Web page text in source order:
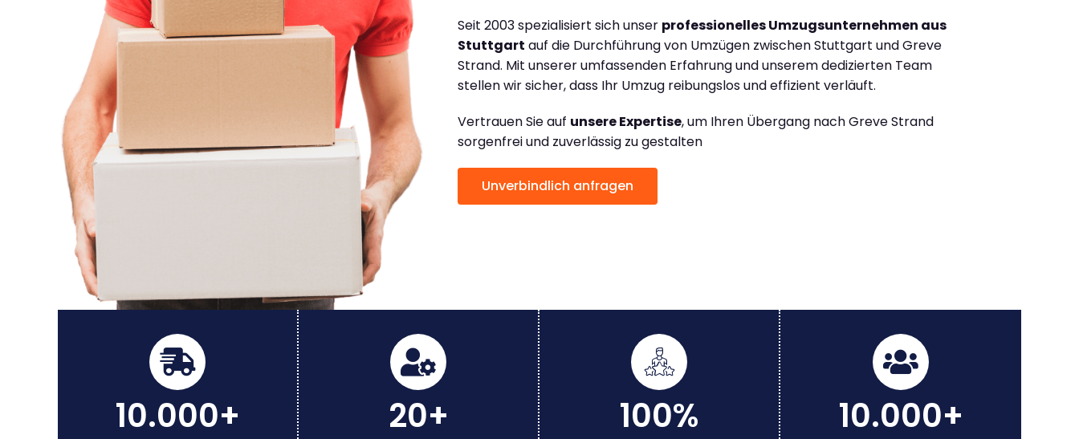
Seit 2003 spezialisiert sich unser professionelles Umzugsunternehmen aus
Stuttgart auf die Durchführung von Umzügen zwischen Stuttgart und Greve
Strand. Mit unserer umfassenden Erfahrung und unserem dedizierten Team
stellen wir sicher, dass Ihr Umzug reibungslos und effizient verläuft.
Vertrauen Sie auf unsere Expertise, um Ihren Übergang nach Greve Strand
sorgenfrei und zuverlässig zu gestalten
Unverbindlich anfragen
10.000+ 20+ 100% 10.000+